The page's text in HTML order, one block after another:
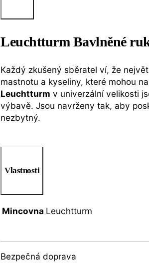
Leuchtturm Bavlněné
Každý zkušený sběratel ví, že
mastnotu a kyseliny, které mohou
Leuchtturm v univerzální velikosti
výbavě. Jsou navrženy tak, aby
nezbytný.
Vlastnosti
Mincovna Leuchtturm
Bezpečná doprava